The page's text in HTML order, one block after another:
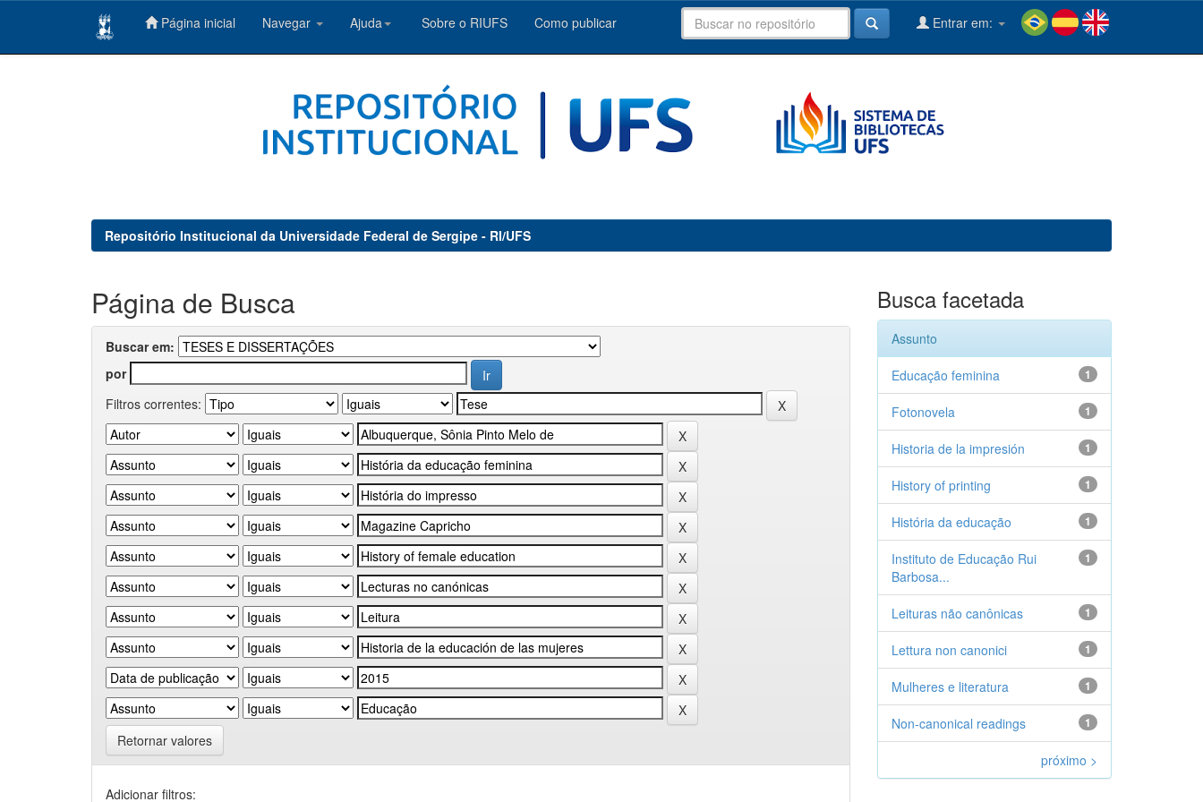
Página inicial Navegar Ajuda Sobre o RIUFS Como publicar Entrar em:
Repositório Institucional da Universidade Federal de Sergipe - RI/UFS
Página de Busca
Buscar em:
por
Filtros correntes:
Retornar valores
Adicionar filtros:
Busca facetada
Assunto
1
Educação feminina
1
Fotonovela
1
Historia de la impresión
1
History of printing
1
História da educação
1
Instituto de Educação Rui
Barbosa...
1
Leituras não canônicas
1
Lettura non canonici
1
Mulheres e literatura
1
Non-canonical readings
próximo >